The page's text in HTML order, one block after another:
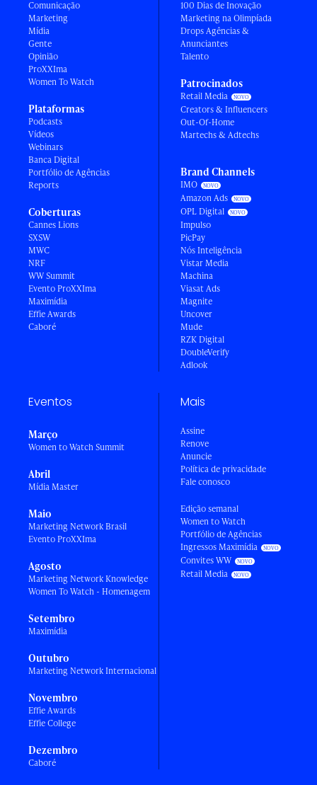
Comunicação
Marketing
Mídia
Gente
Opinião
ProXXIma
Women To Watch
Plataformas
Podcasts
Vídeos
Webinars
Banca Digital
Portfólio de Agências
Reports
Coberturas
Cannes Lions
SXSW
MWC
NRF
WW Summit
Evento ProXXIma
Maximídia
Effie Awards
Caboré
100 Dias de Inovação
Marketing na Olimpíada
Drops Agências &
Anunciantes
Talento
Patrocinados
Retail Media
Creators & Influencers
Out-Of-Home
Martechs & Adtechs
Brand Channels
IMO
Amazon Ads
OPL Digital
Impulso
PicPay
Nós Inteligência
Vistar Media
Machina
Viasat Ads
Magnite
Uncover
Mude
RZK Digital
DoubleVerify
Adlook
Eventos
Março
Women to Watch Summit
Abril
Mídia Master
Maio
Marketing Network Brasil
Evento ProXXIma
Agosto
Marketing Network Knowledge
Women To Watch - Homenagem
Setembro
Maximídia
Outubro
Marketing Network Internacional
Novembro
Effie Awards
Effie College
Dezembro
Caboré
Mais
Assine
Renove
Anuncie
Política de privacidade
Fale conosco
Edição semanal
Women to Watch
Portfólio de Agências
Ingressos Maximídia
Convites WW
Retail Media